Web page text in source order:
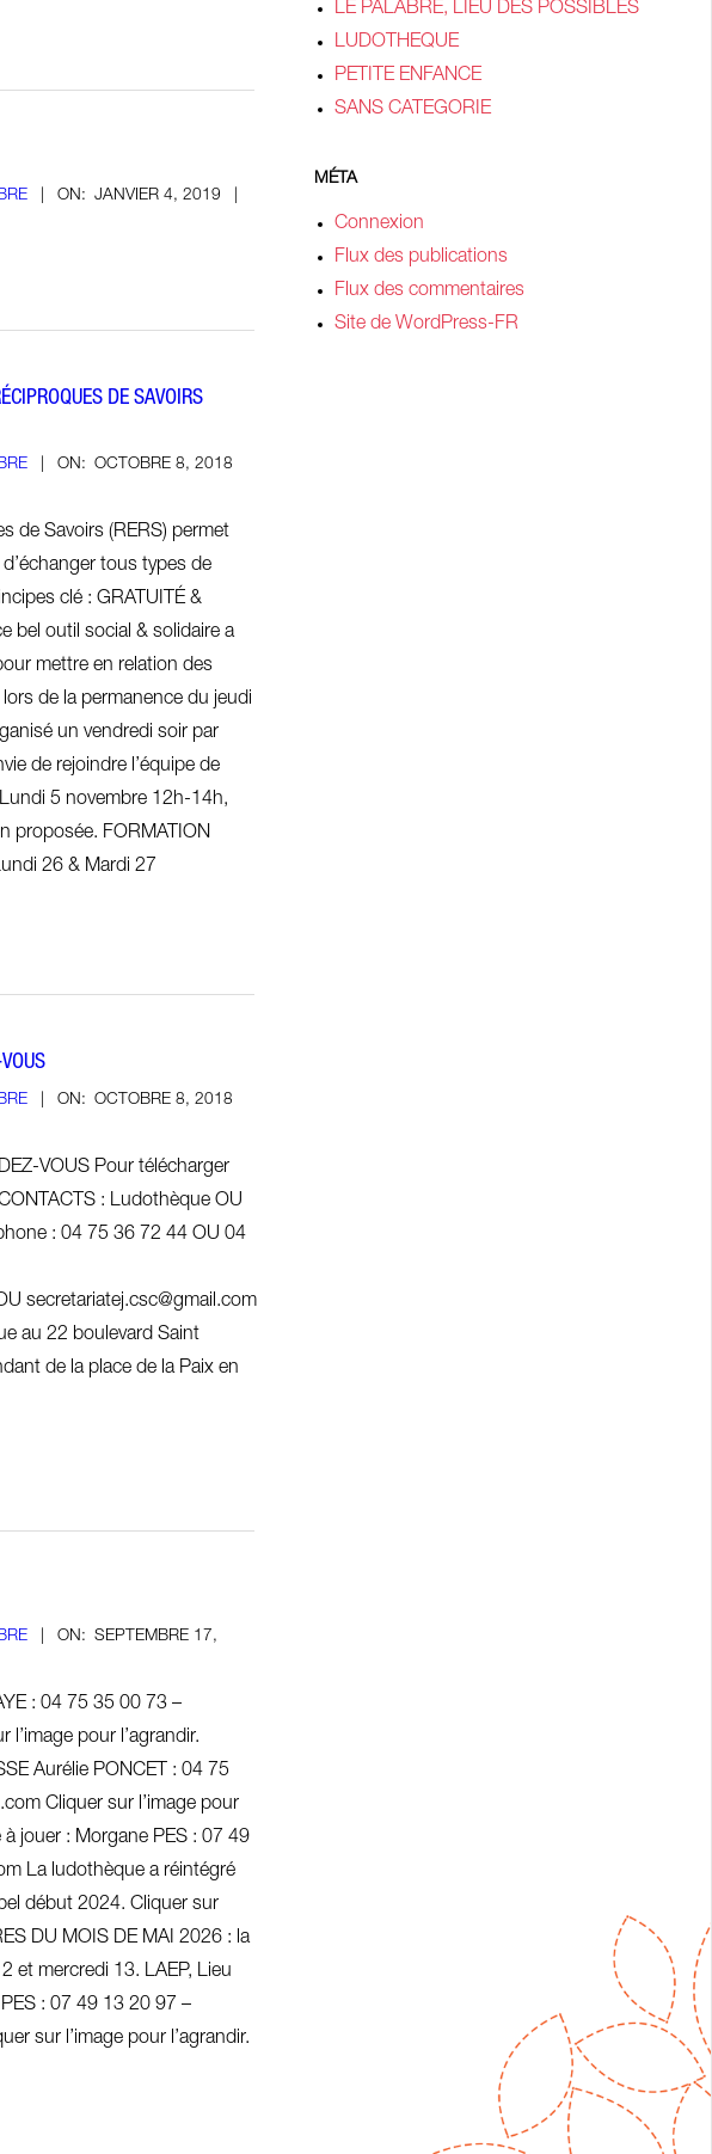
ON: JANVIER 4, 2019
DE SAVOIRS
ON: OCTOBRE 8, 2018
de Savoirs (RERS) permet
tous types de
clé : GRATUITÉ &
bel outil social & solidaire a
mettre en relation des
de la permanence du jeudi
un vendredi soir par
de rejoindre l’équipe de
5 novembre 12h-14h,
proposée. FORMATION
26 & Mardi 27
ON: OCTOBRE 8, 2018
VOUS Pour télécharger
: Ludothèque OU
: 04 75 36 72 44 OU 04
secretariatej.csc@gmail.com
au 22 boulevard Saint
de la place de la Paix en
ON: SEPTEMBRE 17,
: 04 75 35 00 73 –
l’image pour l’agrandir.
Aurélie PONCET : 04 75
Cliquer sur l’image pour
à jouer : Morgane PES : 07 49
La ludothèque a réintégré
début 2024. Cliquer sur
DU MOIS DE MAI 2026 : la
et mercredi 13. LAEP, Lieu
: 07 49 13 20 97 –
sur l’image pour l’agrandir.
LE PALABRE, LIEU DES POSSIBLES
LUDOTHEQUE
PETITE ENFANCE
SANS CATEGORIE
MÉTA
Connexion
Flux des publications
Flux des commentaires
Site de WordPress-FR